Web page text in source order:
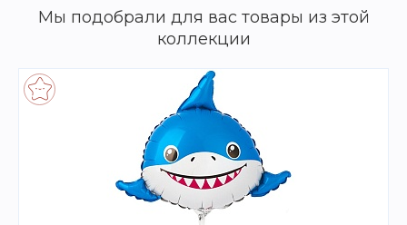
Мы подобрали для вас товары из этой
коллекции